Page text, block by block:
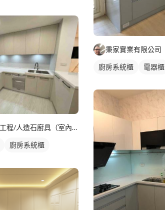
禾枂地板工程/人造石廚具（室內設計裝修）
廚房系統櫃
秉家實業有限公司
廚房系統櫃 電器櫃